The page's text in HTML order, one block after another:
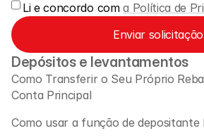
Fale Conosco
Documentos Legais
Carreiras
Aprender
Depósitos e levantamentos
Como Transferir o Seu Próprio
Conta Principal
Como usar a função de depositante
Li e concordo com a Política de
Enviar solicitação